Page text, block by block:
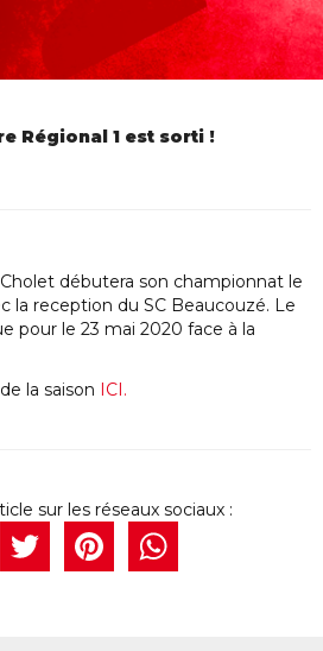
Régional 1 est sorti !
Cholet débutera son championnat le
la reception du SC Beaucouzé. Le
pour le 23 mai 2020 face à la
la saison
ICI.
Facebook
Twitter